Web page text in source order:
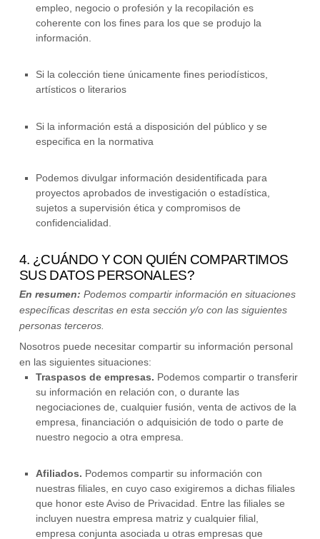
empleo, negocio o profesión y la recopilación es
coherente con los fines para los que se produjo la
información.
Si la colección tiene únicamente fines periodísticos,
artísticos o literarios
Si la información está a disposición del público y se
especifica en la normativa
Podemos divulgar información desidentificada para
proyectos aprobados de investigación o estadística,
sujetos a supervisión ética y compromisos de
confidencialidad.
4. ¿CUÁNDO Y CON QUIÉN COMPARTIMOS
SUS DATOS PERSONALES?
En resumen: Podemos compartir información en situaciones
específicas descritas en esta sección y/o con las siguientes
personas terceros.
Nosotros puede necesitar compartir su información personal
en las siguientes situaciones:
Traspasos de empresas. Podemos compartir o transferir
su información en relación con, o durante las
negociaciones de, cualquier fusión, venta de activos de la
empresa, financiación o adquisición de todo o parte de
nuestro negocio a otra empresa.
Afiliados. Podemos compartir su información con
nuestras filiales, en cuyo caso exigiremos a dichas filiales
que honor este Aviso de Privacidad. Entre las filiales se
incluyen nuestra empresa matriz y cualquier filial,
empresa conjunta asociada u otras empresas que